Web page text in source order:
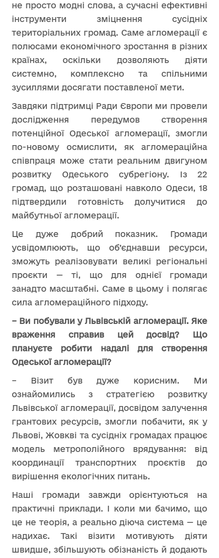
не просто модні слова, а сучасні ефективні
інструменти зміцнення сусідніх
територіальних громад. Саме агломерації є
полюсами економічного зростання в різних
країнах, оскільки дозволяють діяти
системно, комплексно та спільними
зусиллями досягати поставленої мети.
Завдяки підтримці Ради Європи ми провели
дослідження передумов створення
потенційної Одеської агломерації, змогли
по-новому осмислити, як агломераційна
співпраця може стати реальним двигуном
розвитку Одеського субрегіону. Із 22
громад, що розташовані навколо Одеси, 18
підтвердили готовність долучитися до
майбутньої агломерації.
Це дуже добрий показник. Громади
усвідомлюють, що об’єднавши ресурси,
зможуть реалізовувати великі регіональні
проєкти — ті, що для однієї громади
занадто масштабні. Саме в цьому і полягає
сила агломераційного підходу.
– Ви побували у Львівській агломерації. Яке
враження справив цей досвід? Що
плануєте робити надалі для створення
Одеської агломерації?
– Візит був дуже корисним. Ми
ознайомились з стратегією розвитку
Львівської агломерації, досвідом залучення
грантових ресурсів, змогли побачити, як у
Львові, Жовкві та сусідніх громадах працює
модель метрополійного врядування: від
координації транспортних проєктів до
вирішення екологічних питань.
Наші громади завжди орієнтуються на
практичні приклади. І коли ми бачимо, що
це не теорія, а реально діюча система — це
надихає. Такі візити мотивують діяти
швидше, збільшують обізнаність й додають